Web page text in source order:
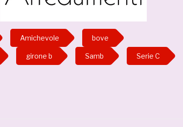
Amichevole bove
girone b Samb Serie C